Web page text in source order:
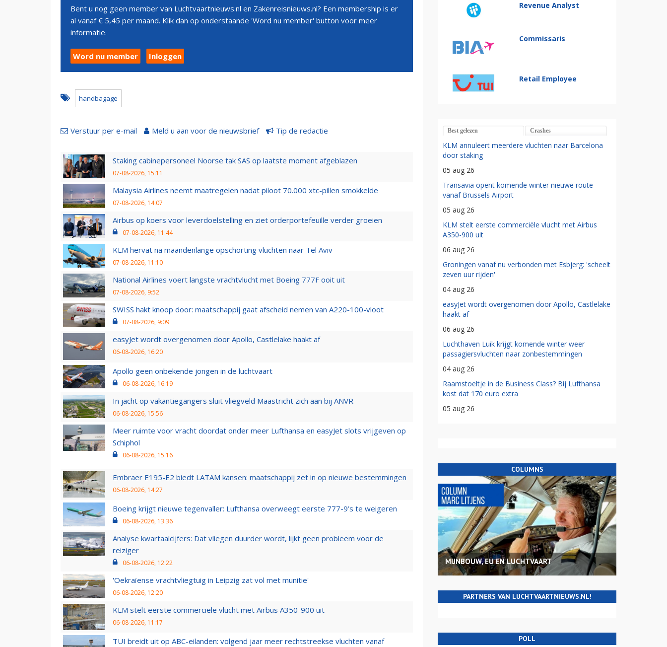
Bent u nog geen member van Luchtvaartnieuws.nl en Zakenreisnieuws.nl? Een membership is er
al vanaf € 5,45 per maand. Klik dan op onderstaande 'Word nu member' button voor meer
informatie.
Word nu member Inloggen
handbagage
Verstuur per e-mail Meld u aan voor de nieuwsbrief Tip de redactie
Staking cabinepersoneel Noorse tak SAS op laatste moment afgeblazen
07-08-2026, 15:11
Malaysia Airlines neemt maatregelen nadat piloot 70.000 xtc-pillen smokkelde
07-08-2026, 14:07
Airbus op koers voor leverdoelstelling en ziet orderportefeuille verder groeien
07-08-2026, 11:44
KLM hervat na maandenlange opschorting vluchten naar Tel Aviv
07-08-2026, 11:10
National Airlines voert langste vrachtvlucht met Boeing 777F ooit uit
07-08-2026, 9:52
SWISS hakt knoop door: maatschappij gaat afscheid nemen van A220-100-vloot
07-08-2026, 9:09
easyJet wordt overgenomen door Apollo, Castlelake haakt af
06-08-2026, 16:20
Apollo geen onbekende jongen in de luchtvaart
06-08-2026, 16:19
In jacht op vakantiegangers sluit vliegveld Maastricht zich aan bij ANVR
06-08-2026, 15:56
Meer ruimte voor vracht doordat onder meer Lufthansa en easyJet slots vrijgeven op
Schiphol
06-08-2026, 15:16
Embraer E195-E2 biedt LATAM kansen: maatschappij zet in op nieuwe bestemmingen
06-08-2026, 14:27
Boeing krijgt nieuwe tegenvaller: Lufthansa overweegt eerste 777-9’s te weigeren
06-08-2026, 13:36
Analyse kwartaalcijfers: Dat vliegen duurder wordt, lijkt geen probleem voor de
reiziger
06-08-2026, 12:22
'Oekraïense vrachtvliegtuig in Leipzig zat vol met munitie'
06-08-2026, 12:20
KLM stelt eerste commerciële vlucht met Airbus A350-900 uit
06-08-2026, 11:17
TUI breidt uit op ABC-eilanden: volgend jaar meer rechtstreekse vluchten vanaf
Revenue Analyst
Commissaris
Retail Employee
Best gelezen Crashes
KLM annuleert meerdere vluchten naar Barcelona
door staking
05 aug 26
Transavia opent komende winter nieuwe route
vanaf Brussels Airport
05 aug 26
KLM stelt eerste commerciële vlucht met Airbus
A350-900 uit
06 aug 26
Groningen vanaf nu verbonden met Esbjerg: 'scheelt
zeven uur rijden'
04 aug 26
easyJet wordt overgenomen door Apollo, Castlelake
haakt af
06 aug 26
Luchthaven Luik krijgt komende winter weer
passagiersvluchten naar zonbestemmingen
04 aug 26
Raamstoeltje in de Business Class? Bij Lufthansa
kost dat 170 euro extra
05 aug 26
COLUMNS
MIJNBOUW, EU EN LUCHTVAART
PARTNERS VAN LUCHTVAARTNIEUWS.NL!
POLL